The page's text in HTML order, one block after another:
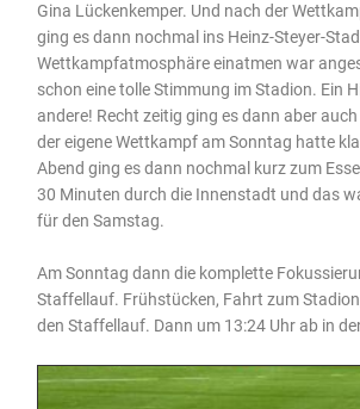
Gina Lückenkemper. Und nach der
ging es dann nochmal ins Heinz-Steyer-
Wettkampfatmosphäre einatmen war
schon eine tolle Stimmung im Stadion. Ein
andere! Recht zeitig ging es dann aber
der eigene Wettkampf am Sonntag hatte
Abend ging es dann nochmal kurz zum
30 Minuten durch die Innenstadt und das
für den Samstag.
Am Sonntag dann die komplette
Staffellauf. Frühstücken, Fahrt zum
den Staffellauf. Dann um 13:24 Uhr ab in